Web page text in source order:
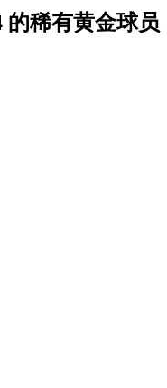
的稀有黄金球员